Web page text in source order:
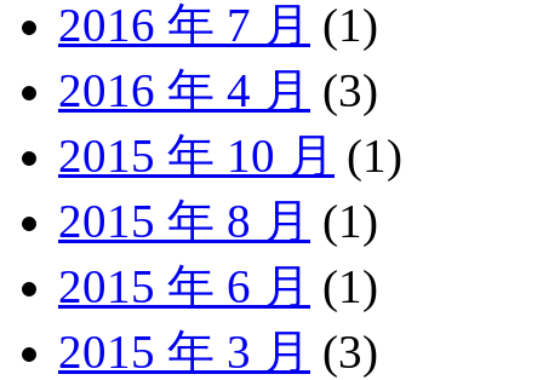
2016 年 7 月 (1)
2016 年 4 月 (3)
2015 年 10 月 (1)
2015 年 8 月 (1)
2015 年 6 月 (1)
2015 年 3 月 (3)